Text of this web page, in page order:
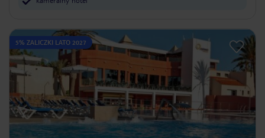
5% ZALICZKI LATO 2027